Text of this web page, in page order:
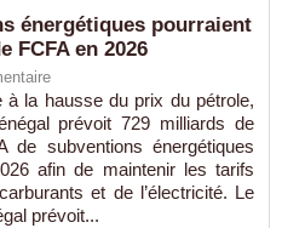
énergétiques pourraient
FCFA en 2026
à la hausse du prix du pétrole,
prévoit 729 milliards de
de subventions énergétiques
afin de maintenir les tarifs
et de l’électricité. Le
prévoit...